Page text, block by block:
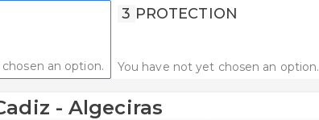
an option.
3 PROTECTION
You have not yet chosen an option.
- Algeciras